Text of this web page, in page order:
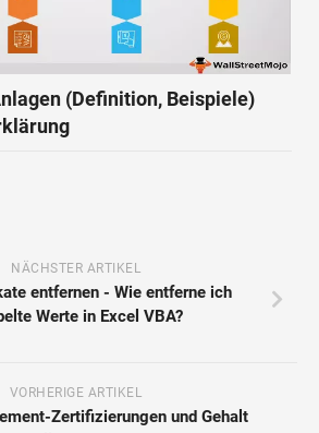
(Definition, Beispiele)
NÄCHSTER ARTIKEL
entfernen - Wie entferne ich
Werte in Excel VBA?
VORHERIGE ARTIKEL
Zertifizierungen und Gehalt